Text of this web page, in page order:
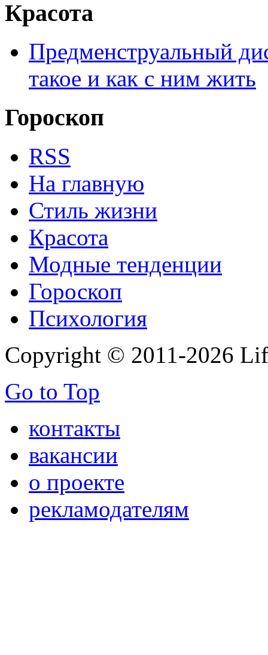
Красота
Предменструальный
такое и как с ним жить
Гороскоп
RSS
На главную
Стиль жизни
Красота
Модные тенденции
Гороскоп
Психология
Copyright © 2011-2026
Go to Top
контакты
вакансии
о проекте
рекламодателям